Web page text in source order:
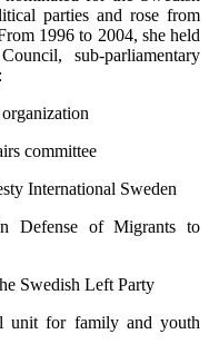
parties and rose from
1996 to 2004, she held
sub-parliamentary
organization
committee
International Sweden
Defense of Migrants to
Swedish Left Party
unit for family and youth